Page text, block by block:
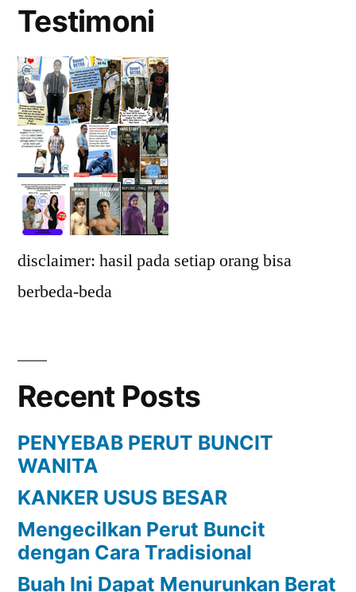
Testimoni
disclaimer: hasil pada setiap orang bisa
berbeda-beda
Recent Posts
PENYEBAB PERUT BUNCIT
WANITA
KANKER USUS BESAR
Mengecilkan Perut Buncit
dengan Cara Tradisional
Buah Ini Dapat Menurunkan Berat